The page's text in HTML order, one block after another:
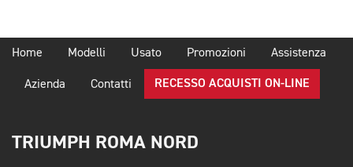
Home Modelli Usato Promozioni Assistenza
Azienda Contatti RECESSO ACQUISTI ON-LINE
TRIUMPH ROMA NORD